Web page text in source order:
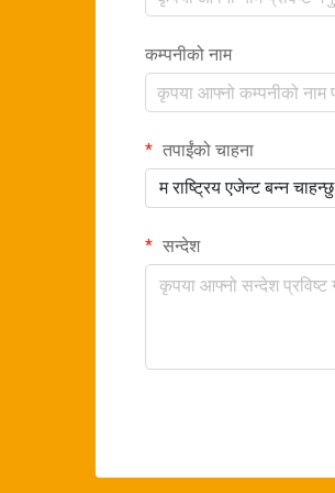
कम्पनीको नाम
तपाईंको चाहना
म राष्ट्रिय एजेन्ट बन्न चाहन्छु
सन्देश